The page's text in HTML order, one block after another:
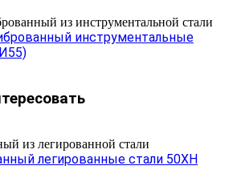
из инструментальной стали
инструментальные
из легированной стали
легированные стали 50ХН